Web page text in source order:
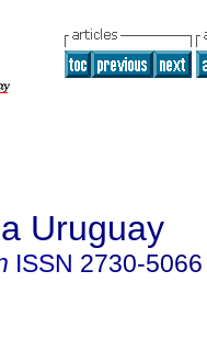
Uruguay
ISSN 2730-5066